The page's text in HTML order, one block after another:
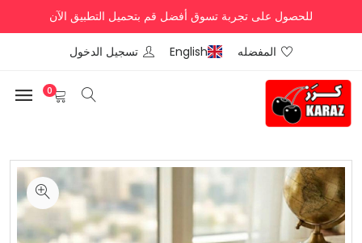
للحصول على تجربة تسوق أفضل قم بتحميل التطبيق الآن
المفضله English تسجيل الدخول
0